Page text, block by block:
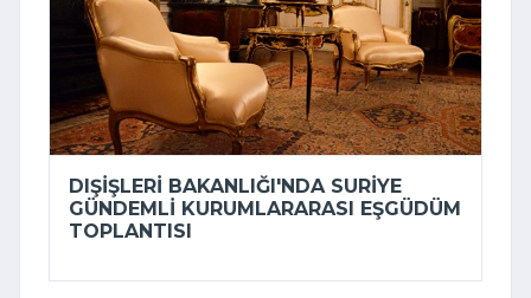
DIŞIŞLERI BAKANLIĞI'NDA SURIYE
GÜNDEMLI KURUMLARARASI EŞGÜDÜM
TOPLANTISI